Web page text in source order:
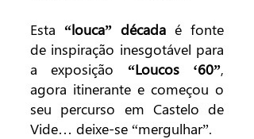
Esta “louca” década é fonte
de inspiração inesgotável para
a exposição “Loucos ‘60”,
agora itinerante e começou o
seu percurso em Castelo de
Vide… deixe-se “mergulhar”.